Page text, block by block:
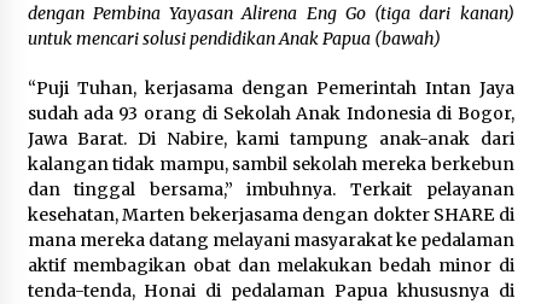
dengan Pembina Yayasan Alirena Eng Go (tiga dari kanan)
untuk mencari solusi pendidikan Anak Papua (bawah)
“Puji Tuhan, kerjasama dengan Pemerintah Intan Jaya
sudah ada 93 orang di Sekolah Anak Indonesia di Bogor,
Jawa Barat. Di Nabire, kami tampung anak-anak dari
kalangan tidak mampu, sambil sekolah mereka berkebun
dan tinggal bersama,” imbuhnya. Terkait pelayanan
kesehatan, Marten bekerjasama dengan dokter SHARE di
mana mereka datang melayani masyarakat ke pedalaman
aktif membagikan obat dan melakukan bedah minor di
tenda-tenda, Honai di pedalaman Papua khususnya di